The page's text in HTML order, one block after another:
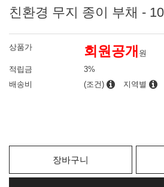
친환경 무지 종이 부채 -
상품가 회원공개 원
적립금
3%
배송비
(조건) 지역별
장바구니